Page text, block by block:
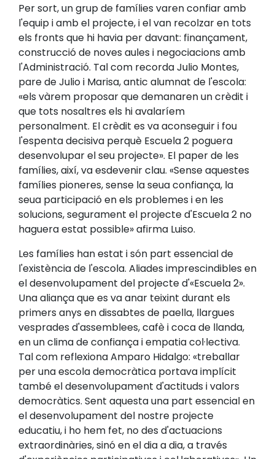
Per sort, un grup de famílies varen confiar amb
l'equip i amb el projecte, i el van recolzar en tots
els fronts que hi havia per davant: finançament,
construcció de noves aules i negociacions amb
l'Administració. Tal com recorda Julio Montes,
pare de Julio i Marisa, antic alumnat de l'escola:
«els vàrem proposar que demanaren un crèdit i
que tots nosaltres els hi avalaríem
personalment. El crèdit es va aconseguir i fou
l'espenta decisiva perquè Escuela 2 poguera
desenvolupar el seu projecte». El paper de les
famílies, així, va esdevenir clau. «Sense aquestes
famílies pioneres, sense la seua confiança, la
seua participació en els problemes i en les
solucions, segurament el projecte d'Escuela 2 no
haguera estat possible» afirma Luiso.
Les famílies han estat i són part essencial de
l'existència de l'escola. Aliades imprescindibles en
el desenvolupament del projecte d'«Escuela 2».
Una aliança que es va anar teixint durant els
primers anys en dissabtes de paella, llargues
vesprades d'assemblees, cafè i coca de llanda,
en un clima de confiança i empatia col·lectiva.
Tal com reflexiona Amparo Hidalgo: «treballar
per una escola democràtica portava implícit
també el desenvolupament d'actituds i valors
democràtics. Sent aquesta una part essencial en
el desenvolupament del nostre projecte
educatiu, i ho hem fet, no des d'actuacions
extraordinàries, sinó en el dia a dia, a través